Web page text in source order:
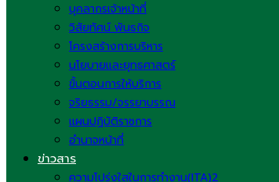
บุคลากรเจ้าหน้าที่
วิสัยทัศน์ พันธกิจ
โครงสร้างการบริหาร
นโยบายและยุทธศาสตร์
ขั้นตอนการให้บริการ
จริยธรรม/จรรยาบรรณ
แผนปฏิบัติราชการ
อำนาจหน้าที่
ข่าวสาร
ความโปร่งใสในการทำงาน(ITA)2